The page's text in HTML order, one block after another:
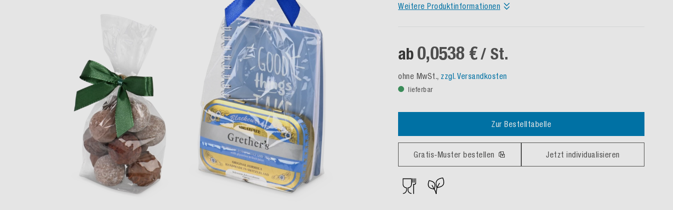
Weitere Produktinformationen
ab 0,0538 €/ St.
ohne MwSt., zzgl. Versandkosten
lieferbar
Zur Bestelltabelle
Gratis-Muster bestellen Jetzt individualisieren